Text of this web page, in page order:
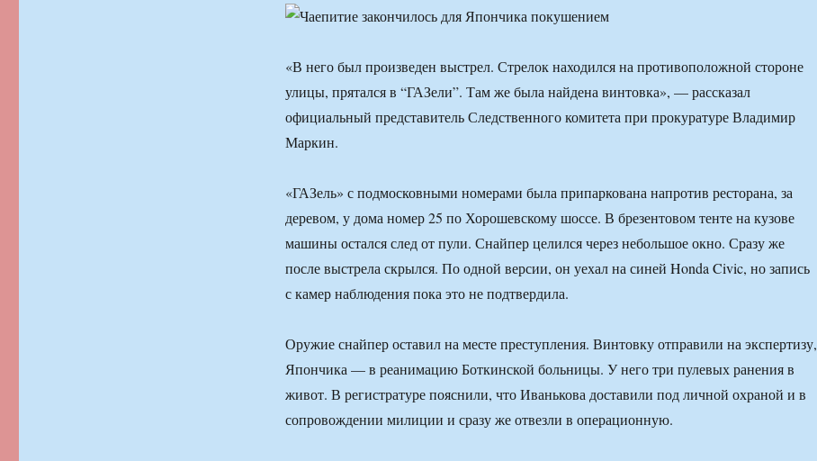
«В него был произведен выстрел. Стрелок находился на противоположной стороне
улицы, прятался в “ГАЗели”. Там же была найдена винтовка», — рассказал
официальный представитель Следственного комитета при прокуратуре Владимир
Маркин.
«ГАЗель» с подмосковными номерами была припаркована напротив ресторана, за
деревом, у дома номер 25 по Хорошевскому шоссе. В брезентовом тенте на кузове
машины остался след от пули. Снайпер целился через небольшое окно. Сразу же
после выстрела скрылся. По одной версии, он уехал на синей Honda Civic, но запись
с камер наблюдения пока это не подтвердила.
Оружие снайпер оставил на месте преступления. Винтовку отправили на экспертизу,
Япончика — в реанимацию Боткинской больницы. У него три пулевых ранения в
живот. В регистратуре пояснили, что Иванькова доставили под личной охраной и в
сопровождении милиции и сразу же отвезли в операционную.